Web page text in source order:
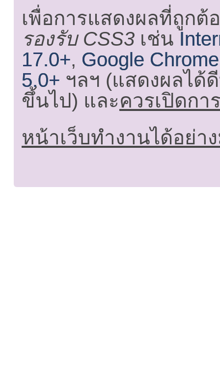
เพื่อการแสดงผลที่ถูกต้
รองรับ CSS3 เช่น
17.0+, Google
5.0+ ฯลฯ (แสดงผลได้
ขึ้นไป) และควรเปิดกา
หน้าเว็บทำงานได้อย่า